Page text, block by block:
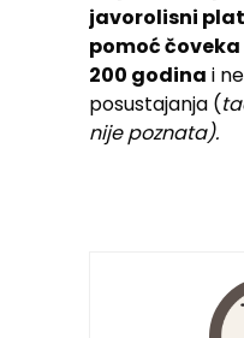
javorolisni
pomoć
200 godina i
posustajanja (
nije poznata).